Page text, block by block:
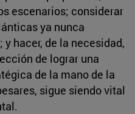
escenarios; considerar
ya nunca
hacer, de la necesidad,
de lograr una
de la mano de la
sigue siendo vital